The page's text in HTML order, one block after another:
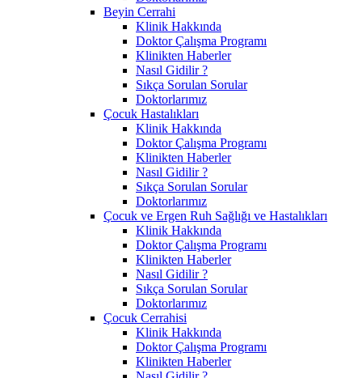
Beyin Cerrahi
Klinik Hakkında
Doktor Çalışma Programı
Klinikten Haberler
Nasıl Gidilir ?
Sıkça Sorulan Sorular
Doktorlarımız
Çocuk Hastalıkları
Klinik Hakkında
Doktor Çalışma Programı
Klinikten Haberler
Nasıl Gidilir ?
Sıkça Sorulan Sorular
Doktorlarımız
Çocuk ve Ergen Ruh Sağlığı ve Hastalıkları
Klinik Hakkında
Doktor Çalışma Programı
Klinikten Haberler
Nasıl Gidilir ?
Sıkça Sorulan Sorular
Doktorlarımız
Çocuk Cerrahisi
Klinik Hakkında
Doktor Çalışma Programı
Klinikten Haberler